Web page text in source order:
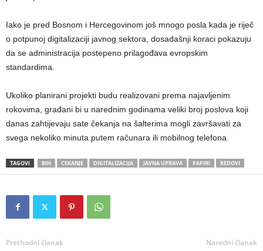
Iako je pred Bosnom i Hercegovinom još mnogo posla kada je riječ
o potpunoj digitalizaciji javnog sektora, dosadašnji koraci pokazuju
da se administracija postepeno prilagođava evropskim
standardima.
Ukoliko planirani projekti budu realizovani prema najavljenim
rokovima, građani bi u narednim godinama veliki broj poslova koji
danas zahtijevaju sate čekanja na šalterima mogli završavati za
svega nekoliko minuta putem računara ili mobilnog telefona.
TAGOVI BIH CEKANJE DIGITALIZACIJA JAVNA UPRAVA PAPIRI REDOVI
Prethodni članak Naredni članak